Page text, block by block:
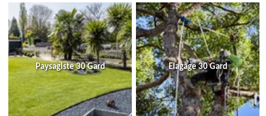
Paysagiste 30 Gard Elagage 30 Gard